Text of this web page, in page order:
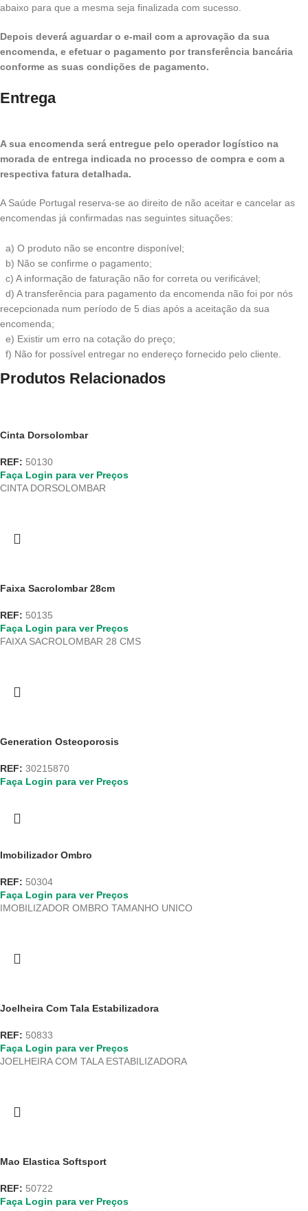
abaixo para que a mesma seja finalizada com sucesso.
Depois deverá aguardar o e-mail com a aprovação da sua
encomenda, e efetuar o pagamento por transferência bancária
conforme as suas condições de pagamento.
Entrega
A sua encomenda será entregue pelo operador logístico na
morada de entrega indicada no processo de compra e com a
respectiva fatura detalhada.
A Saúde Portugal reserva-se ao direito de não aceitar e cancelar as
encomendas já confirmadas nas seguintes situações:
a) O produto não se encontre disponível;
b) Não se confirme o pagamento;
c) A informação de faturação não for correta ou verificável;
d) A transferência para pagamento da encomenda não foi por nós
recepcionada num período de 5 dias após a aceitação da sua
encomenda;
e) Existir um erro na cotação do preço;
f) Não for possível entregar no endereço fornecido pelo cliente.
Produtos Relacionados
Cinta Dorsolombar
REF: 50130
Faça Login para ver Preços
CINTA DORSOLOMBAR
Faixa Sacrolombar 28cm
REF: 50135
Faça Login para ver Preços
FAIXA SACROLOMBAR 28 CMS
Generation Osteoporosis
REF: 30215870
Faça Login para ver Preços
Imobilizador Ombro
REF: 50304
Faça Login para ver Preços
IMOBILIZADOR OMBRO TAMANHO UNICO
Joelheira Com Tala Estabilizadora
REF: 50833
Faça Login para ver Preços
JOELHEIRA COM TALA ESTABILIZADORA
Mao Elastica Softsport
REF: 50722
Faça Login para ver Preços